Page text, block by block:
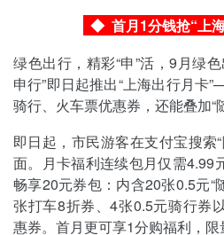
◆ 首月1分钱抢“上
绿色出行，精彩“申”活，9月绿
申行”即日起推出“上海出行月卡
骑行、火车票优惠券，还能叠加“
即日起，市民游客在支付宝搜索
面。月卡福利连续包月仅需4.99
畅享20元券包：内含20张0.5元“
张打车8折券、4张0.5元骑行券
惠券。首月更可享1分购福利，限